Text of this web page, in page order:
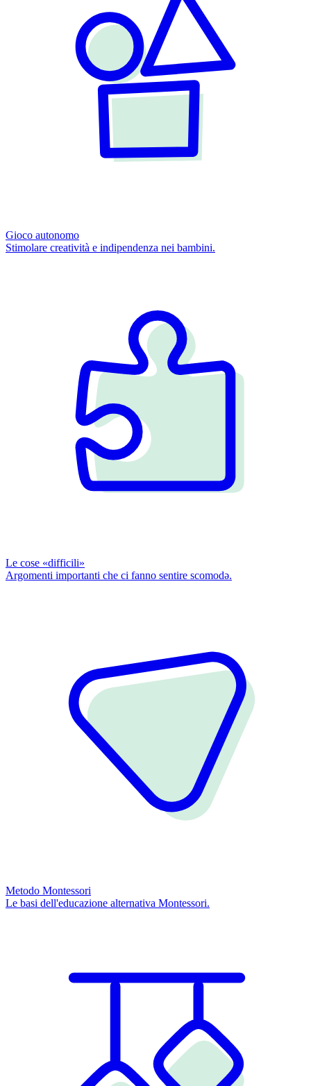
Gioco autonomo
Stimolare creatività e indipendenza nei bambini.
Le cose «difficili»
Argomenti importanti che ci fanno sentire scomodǝ.
Metodo Montessori
Le basi dell'educazione alternativa Montessori.